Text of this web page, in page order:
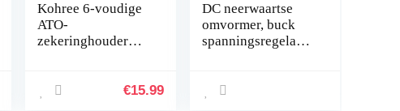
Kohree 6-voudige
ATO-
zekeringhouder
zekeringblok + 10
€15.99
DC neerwaartse
omvormer, buck
spanningsregelaar
spanningsreductor